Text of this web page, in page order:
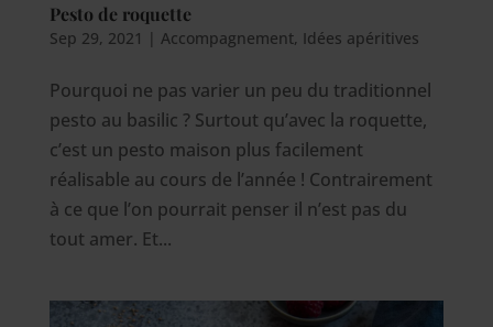
Pesto de roquette
Sep 29, 2021 | Accompagnement, Idées apéritives
Pourquoi ne pas varier un peu du traditionnel
pesto au basilic ? Surtout qu’avec la roquette,
c’est un pesto maison plus facilement
réalisable au cours de l’année ! Contrairement
à ce que l’on pourrait penser il n’est pas du
tout amer. Et...